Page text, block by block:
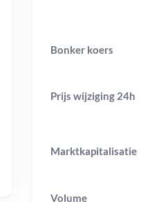
Bonker koers
Prijs wijziging 24h
Marktkapitalisatie
Volume